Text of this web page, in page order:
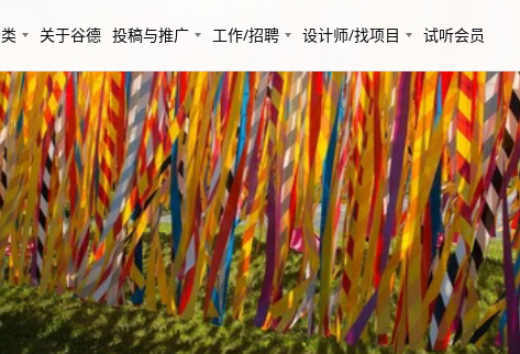
关于谷德 投稿与推广 工作/招聘 设计师/找项目 试听会员